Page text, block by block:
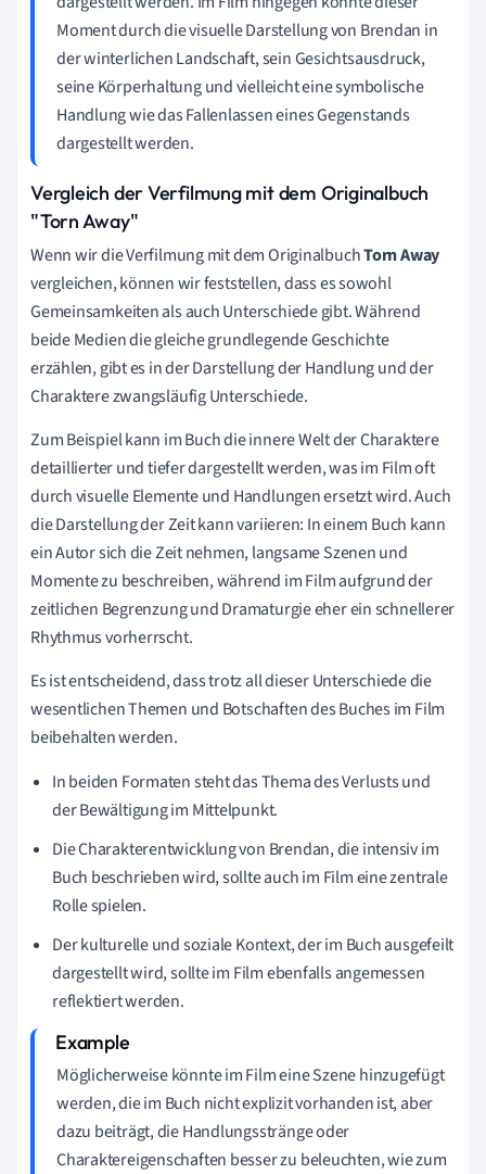
Moment durch die visuelle Darstellung von Brendan in
der winterlichen Landschaft, sein Gesichtsausdruck,
seine Körperhaltung und vielleicht eine symbolische
Handlung wie das Fallenlassen eines Gegenstands
dargestellt werden.
Vergleich der Verfilmung mit dem Originalbuch
"Torn Away"
Wenn wir die Verfilmung mit dem OriginalbuchTorn Away
vergleichen, können wir feststellen, dass es sowohl
Gemeinsamkeiten als auch Unterschiede gibt. Während
beide Medien die gleiche grundlegende Geschichte
erzählen, gibt es in der Darstellung der Handlung und der
Charaktere zwangsläufig Unterschiede.
Zum Beispiel kann im Buch die innere Welt der Charaktere
detaillierter und tiefer dargestellt werden, was im Film oft
durch visuelle Elemente und Handlungen ersetzt wird. Auch
die Darstellung der Zeit kann variieren: In einem Buch kann
ein Autor sich die Zeit nehmen, langsame Szenen und
Momente zu beschreiben, während im Film aufgrund der
zeitlichen Begrenzung und Dramaturgie eher ein schnellerer
Rhythmus vorherrscht.
Es ist entscheidend, dass trotz all dieser Unterschiede die
wesentlichen Themen und Botschaften des Buches im Film
beibehalten werden.
In beiden Formaten steht das Thema des Verlusts und
der Bewältigung im Mittelpunkt.
Die Charakterentwicklung von Brendan, die intensiv im
Buch beschrieben wird, sollte auch im Film eine zentrale
Rolle spielen.
Der kulturelle und soziale Kontext, der im Buch ausgefeilt
dargestellt wird, sollte im Film ebenfalls angemessen
reflektiert werden.
Möglicherweise könnte im Film eine Szene hinzugefügt
werden, die im Buch nicht explizit vorhanden ist, aber
dazu beiträgt, die Handlungsstränge oder
Charaktereigenschaften besser zu beleuchten, wie zum